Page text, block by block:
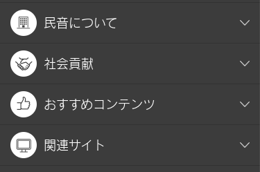
民音について
社会貢献
おすすめコンテンツ
関連サイト